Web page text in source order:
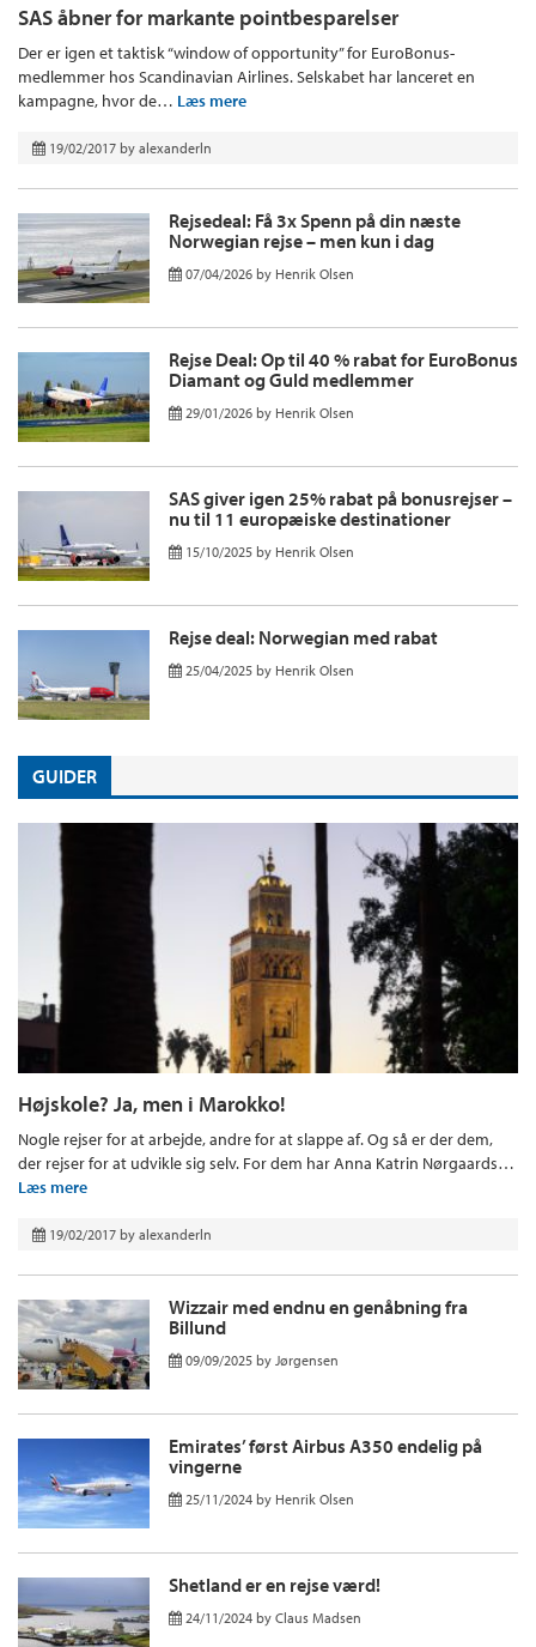
SAS åbner for markante pointbesparelser
Der er igen et taktisk “window of opportunity” for EuroBonus-
medlemmer hos Scandinavian Airlines. Selskabet har lanceret en
kampagne, hvor de… Læs mere
19/02/2017 by alexanderln
Rejsedeal: Få 3x Spenn på din næste
Norwegian rejse – men kun i dag
07/04/2026 by Henrik Olsen
Rejse Deal: Op til 40 % rabat for EuroBonus
Diamant og Guld medlemmer
29/01/2026 by Henrik Olsen
SAS giver igen 25% rabat på bonusrejser –
nu til 11 europæiske destinationer
15/10/2025 by Henrik Olsen
Rejse deal: Norwegian med rabat
25/04/2025 by Henrik Olsen
GUIDER
Højskole? Ja, men i Marokko!
Nogle rejser for at arbejde, andre for at slappe af. Og så er der dem,
der rejser for at udvikle sig selv. For dem har Anna Katrin Nørgaards…
Læs mere
19/02/2017 by alexanderln
Wizzair med endnu en genåbning fra
Billund
09/09/2025 by Jørgensen
Emirates’ først Airbus A350 endelig på
vingerne
25/11/2024 by Henrik Olsen
Shetland er en rejse værd!
24/11/2024 by Claus Madsen